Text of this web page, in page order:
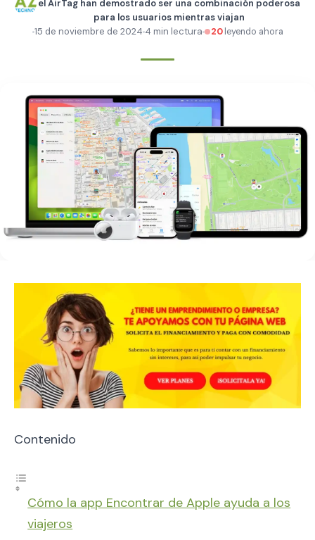
el AirTag han demostrado ser una combinación poderosa
para los usuarios mientras viajan
15 de noviembre de 2024 4 min lectura 20 leyendo ahora
Contenido
Cómo la app Encontrar de Apple ayuda a los
viajeros